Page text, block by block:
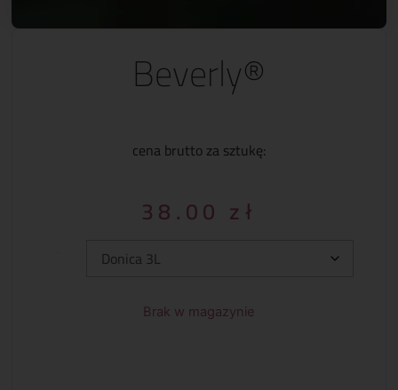
Beverly®
cena brutto za sztukę:
38.00 zł
Brak w magazynie